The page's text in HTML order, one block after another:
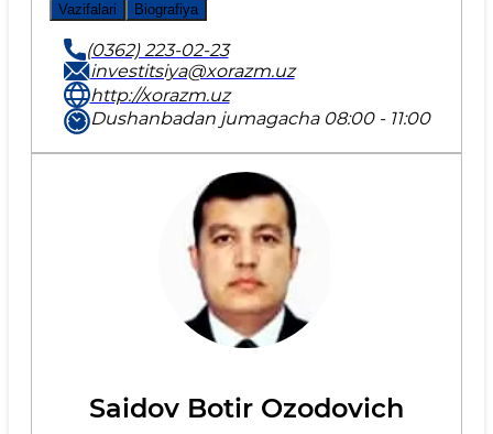
Vazifalari Biografiya
(0362) 223-02-23
investitsiya@xorazm.uz
http://xorazm.uz
Dushanbadan jumagacha 08:00 - 11:00
Saidov Botir Ozodovich